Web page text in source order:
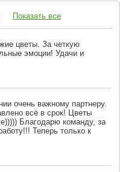
| Показать все
цветы. За четкую
эмоции! Удачи и
очень важному партнеру.
всё в срок! Цветы
Благодарю команду, за
Теперь только к